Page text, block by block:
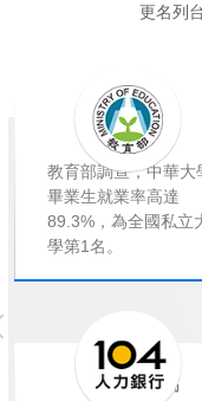
更名列
就業率高
教育部調查，中華大
畢業生就業率高達
89.3%，為全國私立
學第1名。
企業滿意度高